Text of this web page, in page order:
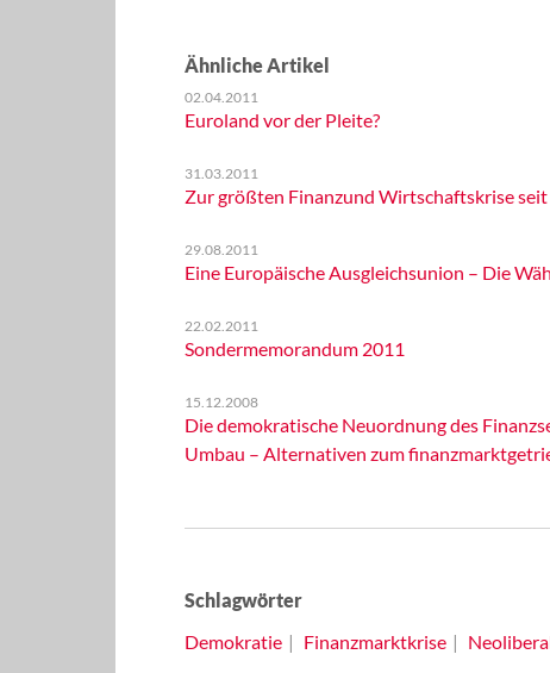
Ähnliche Artikel
02.04.2011
Euroland vor der Pleite?
31.03.2011
Zur größten Finanzund Wirtschaftskrise seit
29.08.2011
Eine Europäische Ausgleichsunion – Die
22.02.2011
Sondermemorandum 2011
15.12.2008
Die demokratische Neuordnung des
Umbau – Alternativen zum
Schlagwörter
Demokratie
Finanzmarktkrise